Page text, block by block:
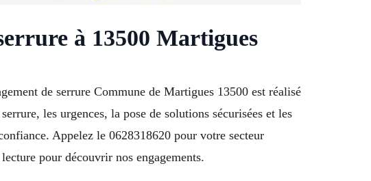
à 13500 Martigues
de serrure Commune de Martigues 13500 est réalisé
les urgences, la pose de solutions sécurisées et les
Appelez le 0628318620 pour votre secteur
pour découvrir nos engagements.